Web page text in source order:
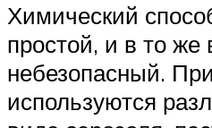
Химический
простой, и в то же
небезопасный.
используются